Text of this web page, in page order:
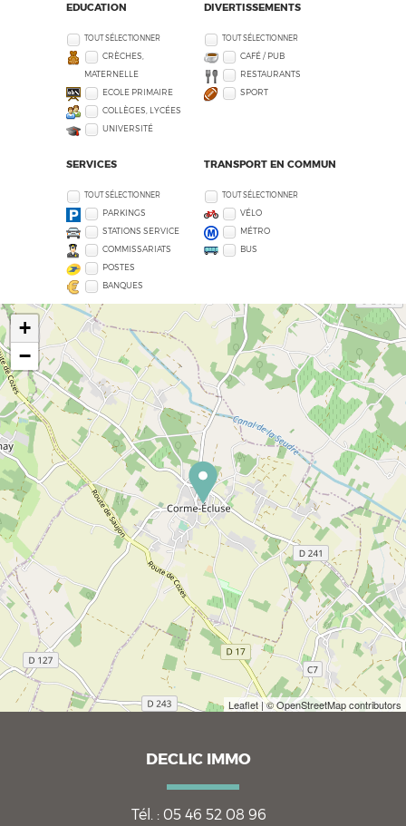
EDUCATION
TOUT SÉLECTIONNER
CRÈCHES,
MATERNELLE
ECOLE PRIMAIRE
COLLÈGES, LYCÉES
UNIVERSITÉ
DIVERTISSEMENTS
TOUT SÉLECTIONNER
CAFÉ / PUB
RESTAURANTS
SPORT
SERVICES
TOUT SÉLECTIONNER
PARKINGS
STATIONS SERVICE
COMMISSARIATS
POSTES
BANQUES
TRANSPORT EN COMMUN
TOUT SÉLECTIONNER
VÉLO
MÉTRO
BUS
+
−
Leaflet| © OpenStreetMap contributors
DECLIC IMMO
Tél. : 05 46 52 08 96